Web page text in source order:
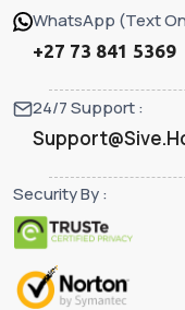
WhatsApp (Text
+27 73 841 5369
24/7 Support :
Security By :